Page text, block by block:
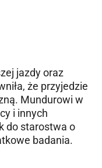
jazdy oraz
że przyjedzie
Mundurowi w
i innych
do starostwa o
badania.